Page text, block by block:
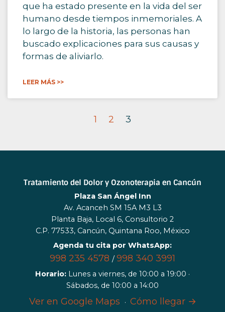
que ha estado presente en la vida del ser
humano desde tiempos inmemoriales. A
lo largo de la historia, las personas han
buscado explicaciones para sus causas y
formas de aliviarlo.
LEER MÁS >>
1 2 3
Tratamiento del Dolor y Ozonoterapia en Cancún
Plaza San Ángel Inn
Av. Acanceh SM 15A M3 L3
Planta Baja, Local 6, Consultorio 2
C.P. 77533, Cancún, Quintana Roo, México
Agenda tu cita por WhatsApp:
998 235 4578 /998 340 3991
Horario: Lunes a viernes, de 10:00 a 19:00 ·
Sábados, de 10:00 a 14:00
Ver en Google Maps · Cómo llegar →